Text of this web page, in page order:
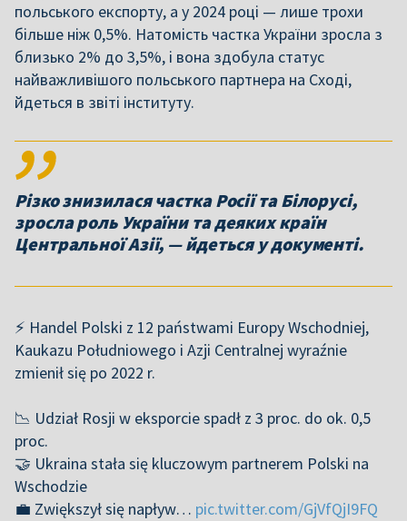
польського експорту, а у 2024 році — лише трохи
більше ніж 0,5%. Натомість частка України зросла з
близько 2% до 3,5%, і вона здобула статус
найважливішого польського партнера на Сході,
йдеться в звіті інституту.
Різко знизилася частка Росії та Білорусі,
зросла роль України та деяких країн
Центральної Азії, — йдеться у документі.
⚡ Handel Polski z 12 państwami Europy Wschodniej,
Kaukazu Południowego i Azji Centralnej wyraźnie
zmienił się po 2022 r.
📉 Udział Rosji w eksporcie spadł z 3 proc. do ok. 0,5
proc.
🤝 Ukraina stała się kluczowym partnerem Polski na
Wschodzie
💼 Zwiększył się napływ… pic.twitter.com/GjVfQjI9FQ